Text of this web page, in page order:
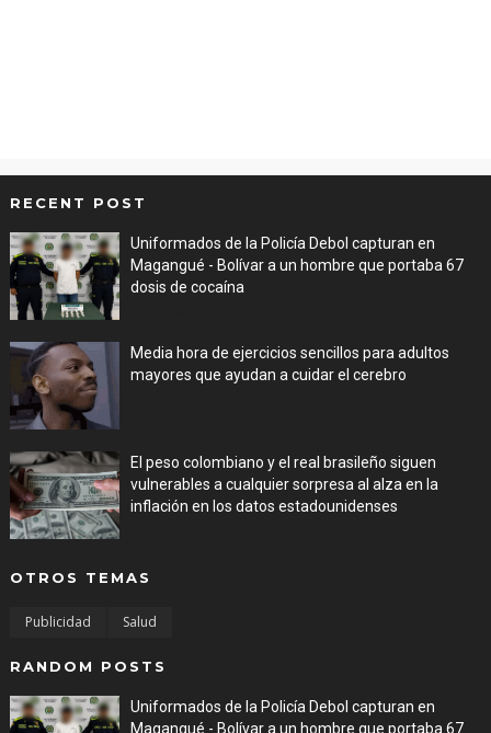
RECENT POST
Uniformados de la Policía Debol capturan en
Magangué - Bolívar a un hombre que portaba 67
dosis de cocaína
Media hora de ejercicios sencillos para adultos
mayores que ayudan a cuidar el cerebro
El peso colombiano y el real brasileño siguen
vulnerables a cualquier sorpresa al alza en la
inflación en los datos estadounidenses
OTROS TEMAS
Publicidad Salud
RANDOM POSTS
Uniformados de la Policía Debol capturan en
Magangué - Bolívar a un hombre que portaba 67